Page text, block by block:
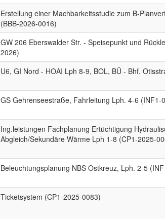
Erstellung einer Machbarkeitsstudie zum B-
(BBB-2026-0016)
GW 206 Eberswalder Str. - Speisepunkt und
2026)
U6, GI Nord - HOAI Lph 8-9, BOL, BÜ - Bhf.
GS Gehrenseestraße, Fahrleitung Lph. 4-6 (INF1-
Ing.leistungen Fachplanung Ertüchtigung
Abgleich/Sekundäre Wärme Lph 1-8 (CP1-2025-
Beleuchtungsplanung NBS Ostkreuz, Lph. 2-5
Ticketsystem (CP1-2025-0083)